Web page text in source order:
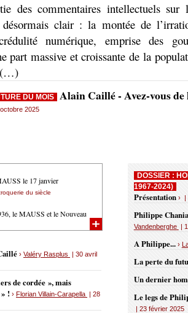
des commentaires intellectuels sur
clair : la montée de
numérique, emprise des
part massive et croissante de la
(…)
DU MOIS Alain Caillé - Avez-vous
2025
DOSSIER :
1967-2024)
Présentation › |
Philippe
Vandenberghe |
A Philippe... ›
La perte du
Un dernier
Le legs de
| 23 février 2025
le 17 janvier
du siècle
le MAUSS et le Nouveau
› Valéry Rasplus
| 30 avril
de cordée », mais
! › Florian Villain-Carapella | 28